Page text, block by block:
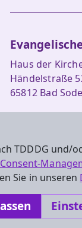
TDDDG und/
Consent-
Sie in unseren
Haus der
Händelstraße
65812 Bad
Tel.: 06196